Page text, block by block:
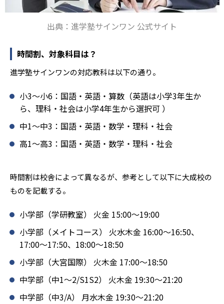
慶應湘南藤沢中等部 -
芝国際中学校
渋谷教育学園幕張中学校 -
昌平中学校 - 聖光学院中学校 -
筑波大附属駒場中学校
東京女学館中学校 -
立教女学院中学校 -
獨協埼玉中学校 茗渓学園中学校
サレジアン国際学園中学校 -
出典：進学塾サインワン 公式サイト
時間割、対象科目は？
進学塾サインワンの対応教科は以下の通り。
小3～小6：国語・英語・算数（英語は小学3年生か
ら、理科・社会は小学4年生から選択可 ）
中1～中3：国語・英語・数学・理科・社会
高1～高3：国語・英語・数学・理科・社会
時間割は校舎によって異なるが、参考として以下に大成校の
ものを記載する。
小学部（学研教室） 火金 15:00～19:00
小学部（メイトコース） 火水木金 16:00～16:50、
17:00～17:50、18:00～18:50
小学部（大宮国際） 火木金 17:00～18:50
中学部（中1～2/S1S2） 火木金 19:30～21:20
中学部（中3/A） 月水木金 19:30～21:20